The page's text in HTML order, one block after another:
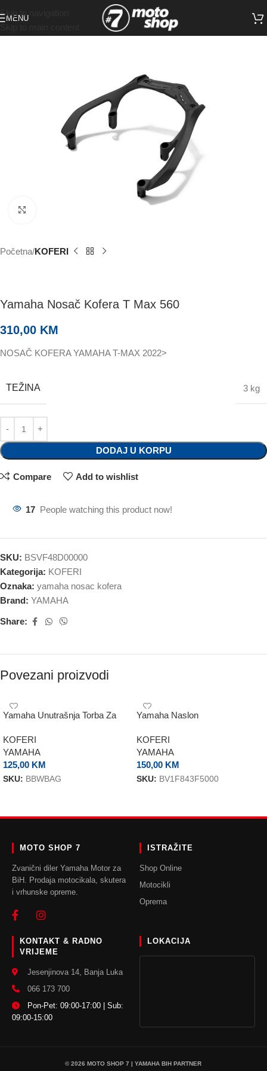
Skip to navigation
MENU
Početna KOFERI
Yamaha Nosač Kofera T Max 560
310,00 KM
NOSAČ KOFERA YAMAHA T-MAX 2022>
TEŽINA 3 kg
DODAJ U KORPU
Compare Add to wishlist
17 People watching this product now!
SKU: BSVF48D00000
Kategorija: KOFERI
Oznaka: yamaha nosac kofera
Brand: YAMAHA
Share:
Povezani proizvodi
Yamaha Unutrašnja Torba Za
KOFERI
YAMAHA
125,00 KM
SKU: BBWBAG
Yamaha Naslon
KOFERI
YAMAHA
150,00 KM
SKU: BV1F843F5000
MOTO SHOP 7
Zvanični diler Yamaha Motor za
BiH. Prodaja motocikala, skutera
i vrhunske opreme.
ISTRAŽITE
Shop Online
Motocikli
Oprema
KONTAKT & RADNO
VRIJEME
Jesenjinova 14, Banja Luka
066 173 700
Pon-Pet: 09:00-17:00 | Sub:
09:00-15:00
LOKACIJA
© 2026 MOTO SHOP 7 | YAMAHA BIH PARTNER